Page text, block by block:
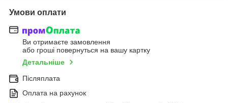
Умови оплати
Ви отримаєте замовлення
або гроші повернуться на вашу картку
Детальніше
Післяплата
Оплата на рахунок